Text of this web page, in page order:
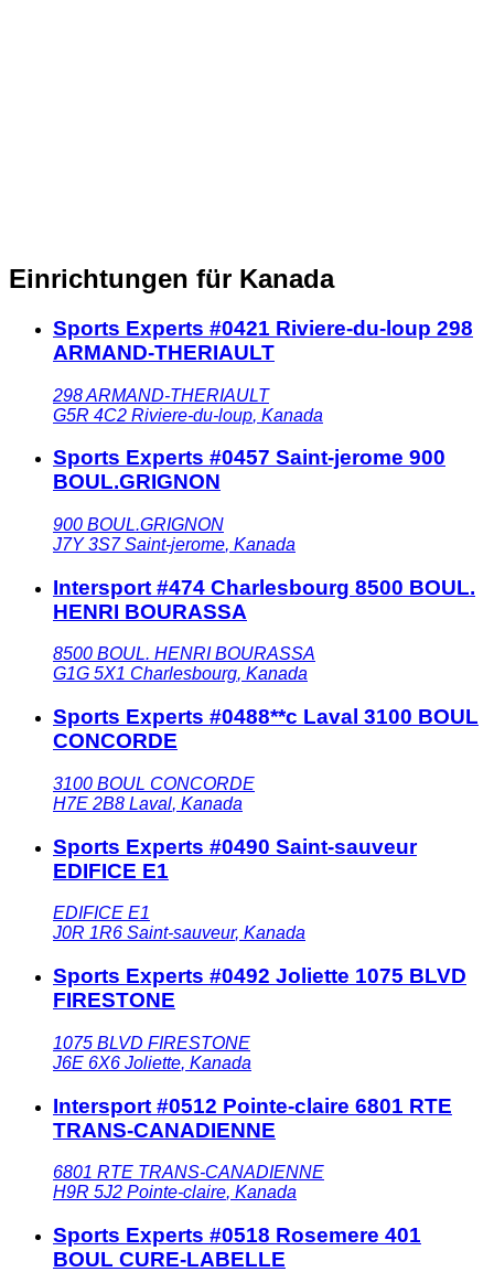
Einrichtungen für Kanada
Sports Experts #0421 Riviere-du-loup 298
ARMAND-THERIAULT
298 ARMAND-THERIAULT
G5R 4C2 Riviere-du-loup, Kanada
Sports Experts #0457 Saint-jerome 900
BOUL.GRIGNON
900 BOUL.GRIGNON
J7Y 3S7 Saint-jerome, Kanada
Intersport #474 Charlesbourg 8500 BOUL.
HENRI BOURASSA
8500 BOUL. HENRI BOURASSA
G1G 5X1 Charlesbourg, Kanada
Sports Experts #0488**c Laval 3100 BOUL
CONCORDE
3100 BOUL CONCORDE
H7E 2B8 Laval, Kanada
Sports Experts #0490 Saint-sauveur
EDIFICE E1
EDIFICE E1
J0R 1R6 Saint-sauveur, Kanada
Sports Experts #0492 Joliette 1075 BLVD
FIRESTONE
1075 BLVD FIRESTONE
J6E 6X6 Joliette, Kanada
Intersport #0512 Pointe-claire 6801 RTE
TRANS-CANADIENNE
6801 RTE TRANS-CANADIENNE
H9R 5J2 Pointe-claire, Kanada
Sports Experts #0518 Rosemere 401
BOUL CURE-LABELLE